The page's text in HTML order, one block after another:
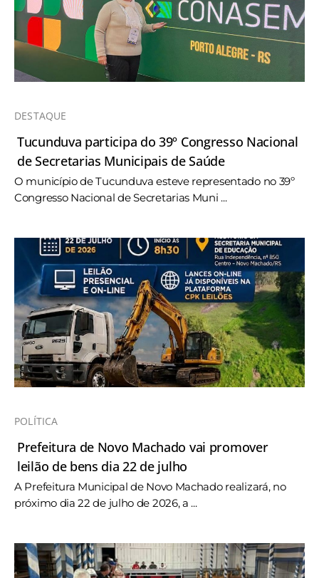
DESTAQUE
Tucunduva participa do 39º Congresso Nacional
de Secretarias Municipais de Saúde
O município de Tucunduva esteve representado no 39º
Congresso Nacional de Secretarias Muni ...
POLÍTICA
Prefeitura de Novo Machado vai promover
leilão de bens dia 22 de julho
A Prefeitura Municipal de Novo Machado realizará, no
próximo dia 22 de julho de 2026, a ...